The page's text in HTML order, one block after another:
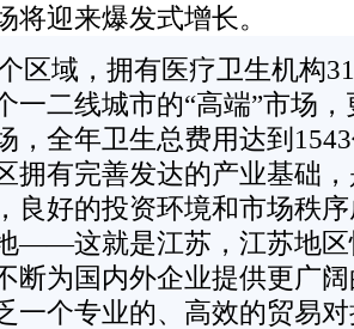
将迎来爆发式增长。
区域，拥有医疗卫生机构
一二线城市的“高端”市场
，全年卫生总费用达到 1543
拥有完善发达的产业基础
良好的投资环境和市场秩
——这就是江苏，江苏地
断为国内外企业提供更广
一个专业的、高效的贸易